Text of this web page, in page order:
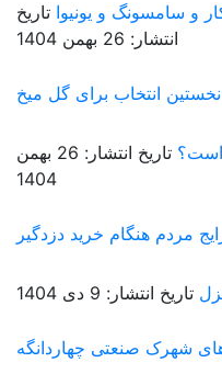
و یونیوا تاریخ
انتشار: 26 بهمن 1404
انتخاب برای گل میخ
تاریخ انتشار: 26 بهمن
1404
هنگام خرید دزدگیر
انتشار: 9 دی 1404
صنعتی چهاردانگه